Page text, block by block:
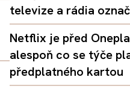
televize a rádia
Netflix je před
alespoň co se týče
předplatného kartou